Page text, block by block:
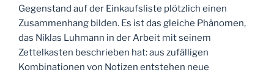
Gegenstand auf der Einkaufsliste plötzlich einen
Zusammenhang bilden. Es ist das gleiche Phänomen,
das Niklas Luhmann in der Arbeit mit seinem
Zettelkasten beschrieben hat: aus zufälligen
Kombinationen von Notizen entstehen neue